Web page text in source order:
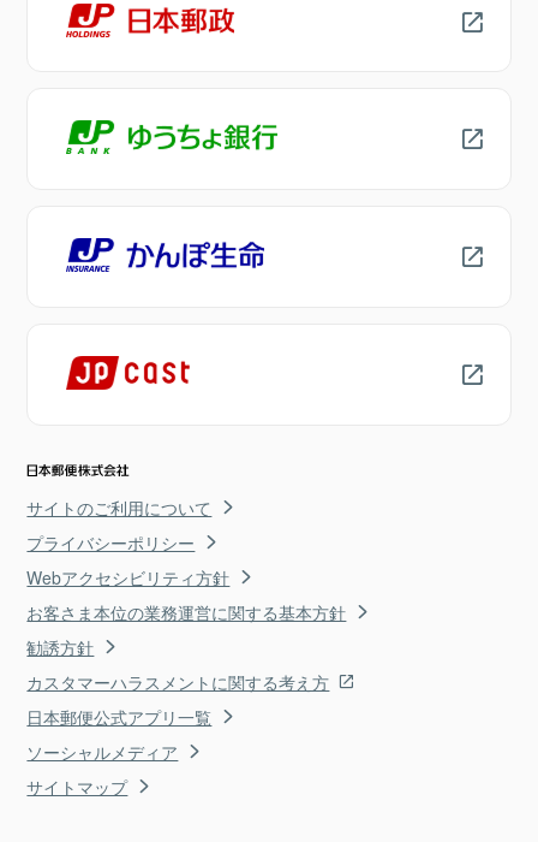
サイトのご利用について
プライバシーポリシー
Webアクセシビリティ方針
お客さま本位の業務運営に関する基本方針
勧誘方針
カスタマーハラスメントに関する考え方
日本郵便公式アプリ一覧
ソーシャルメディア
サイトマップ